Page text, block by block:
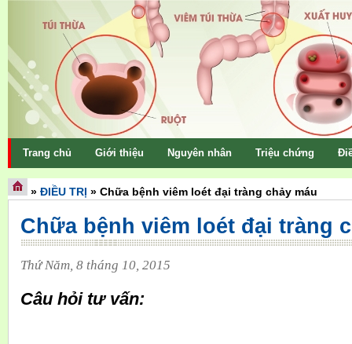
Trang chủ Giới thiệu Nguyên nhân Triệu chứng
» ĐIỀU TRỊ » Chữa bệnh viêm loét đại tràng chảy máu
Chữa bệnh viêm loét đại tràng
Thứ Năm, 8 tháng 10, 2015
Câu hỏi tư vấn: